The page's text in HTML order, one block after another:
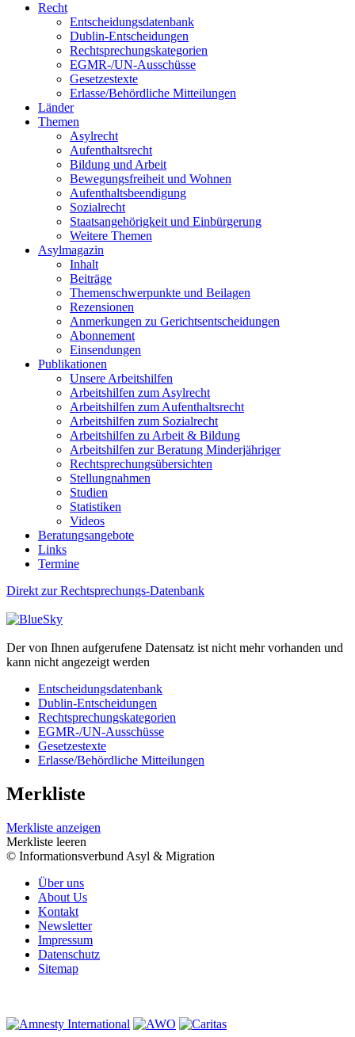
Recht
Entscheidungsdatenbank
Dublin-Entscheidungen
Rechtsprechungskategorien
EGMR-/UN-Ausschüsse
Gesetzestexte
Erlasse/Behördliche Mitteilungen
Länder
Themen
Asylrecht
Aufenthaltsrecht
Bildung und Arbeit
Bewegungsfreiheit und Wohnen
Aufenthaltsbeendigung
Sozialrecht
Staatsangehörigkeit und Einbürgerung
Weitere Themen
Asylmagazin
Inhalt
Beiträge
Themenschwerpunkte und Beilagen
Rezensionen
Anmerkungen zu Gerichtsentscheidungen
Abonnement
Einsendungen
Publikationen
Unsere Arbeitshilfen
Arbeitshilfen zum Asylrecht
Arbeitshilfen zum Aufenthaltsrecht
Arbeitshilfen zum Sozialrecht
Arbeitshilfen zu Arbeit & Bildung
Arbeitshilfen zur Beratung Minderjähriger
Rechtsprechungsübersichten
Stellungnahmen
Studien
Statistiken
Videos
Beratungsangebote
Links
Termine
Direkt zur Rechtsprechungs-Datenbank
Der von Ihnen aufgerufene Datensatz ist nicht mehr vorhanden und
kann nicht angezeigt werden
Entscheidungsdatenbank
Dublin-Entscheidungen
Rechtsprechungskategorien
EGMR-/UN-Ausschüsse
Gesetzestexte
Erlasse/Behördliche Mitteilungen
Merkliste
Merkliste anzeigen
Merkliste leeren
© Informationsverbund Asyl & Migration
Über uns
About Us
Kontakt
Newsletter
Impressum
Datenschutz
Sitemap